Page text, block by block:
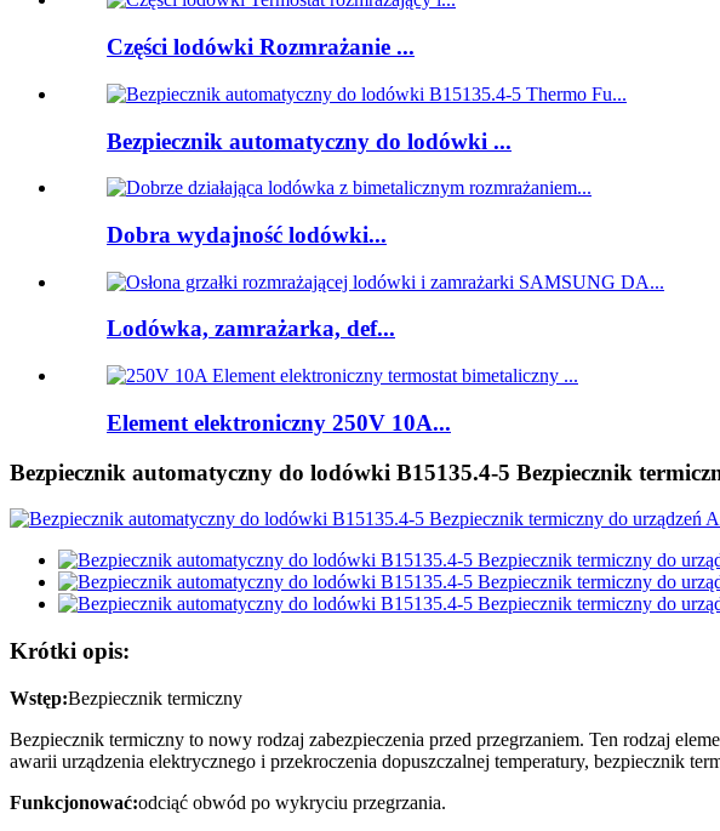
Części lodówki Rozmrażanie ...
Bezpiecznik automatyczny do lodówki ...
Dobra wydajność lodówki...
Lodówka, zamrażarka, def...
Element elektroniczny 250V 10A...
Bezpiecznik automatyczny do lodówki B15135.4-5 Bezpiecznik
Krótki opis:
Wstęp:Bezpiecznik termiczny
Bezpiecznik termiczny to nowy rodzaj zabezpieczenia przed przegrzaniem. Ten rodzaj
awarii urządzenia elektrycznego i przekroczenia dopuszczalnej temperatury, bezpiecznik
Funkcjonować:odciąć obwód po wykryciu przegrzania.